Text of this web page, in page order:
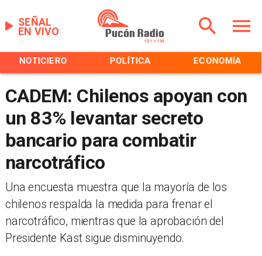
EN VIVO
SEÑAL
NOTICIERO POLÍTICA ECONOMÍA
CADEM: Chilenos apoyan con
un 83% levantar secreto
bancario para combatir
narcotráfico
Una encuesta muestra que la mayoría de los
chilenos respalda la medida para frenar el
narcotráfico, mientras que la aprobación del
Presidente Kast sigue disminuyendo.